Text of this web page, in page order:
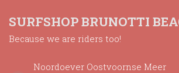
SURFSHOP BRUNOTTI
Because we are riders too!
Noordoever Oostvoornse Meer